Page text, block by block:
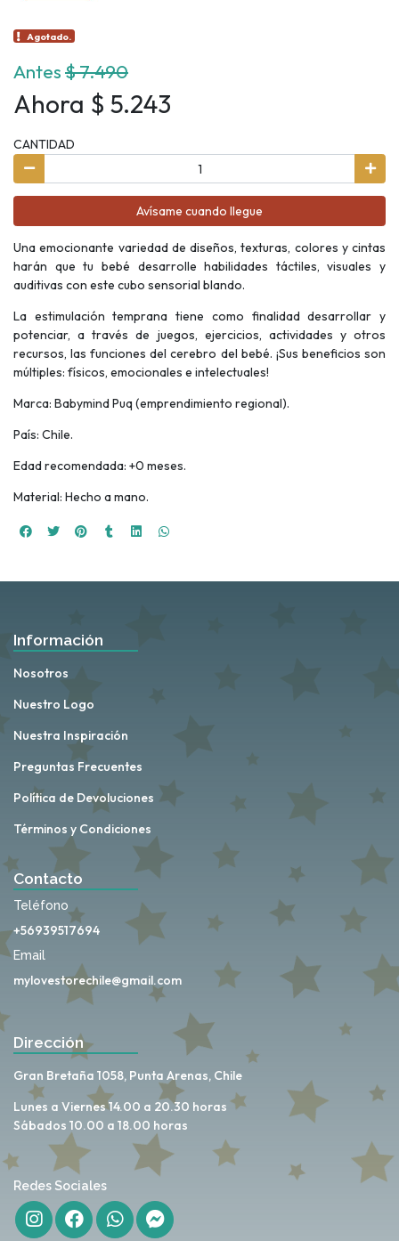
Agotado.
Antes$ 7.490
Ahora $ 5.243
CANTIDAD
Avísame cuando llegue
Una emocionante variedad de diseños, texturas, colores y cintas
harán que tu bebé desarrolle habilidades táctiles, visuales y
auditivas con este cubo sensorial blando.
La estimulación temprana tiene como finalidad desarrollar y
potenciar, a través de juegos, ejercicios, actividades y otros
recursos, las funciones del cerebro del bebé. ¡Sus beneficios son
múltiples: físicos, emocionales e intelectuales!
Marca: Babymind Puq (emprendimiento regional).
País: Chile.
Edad recomendada: +0 meses.
Material: Hecho a mano.
Información
Nosotros
Nuestro Logo
Nuestra Inspiración
Preguntas Frecuentes
Política de Devoluciones
Términos y Condiciones
Contacto
Teléfono
+56939517694
Email
mylovestorechile@gmail.com
Dirección
Gran Bretaña 1058, Punta Arenas, Chile
Lunes a Viernes 14.00 a 20.30 horas
Sábados 10.00 a 18.00 horas
Redes Sociales